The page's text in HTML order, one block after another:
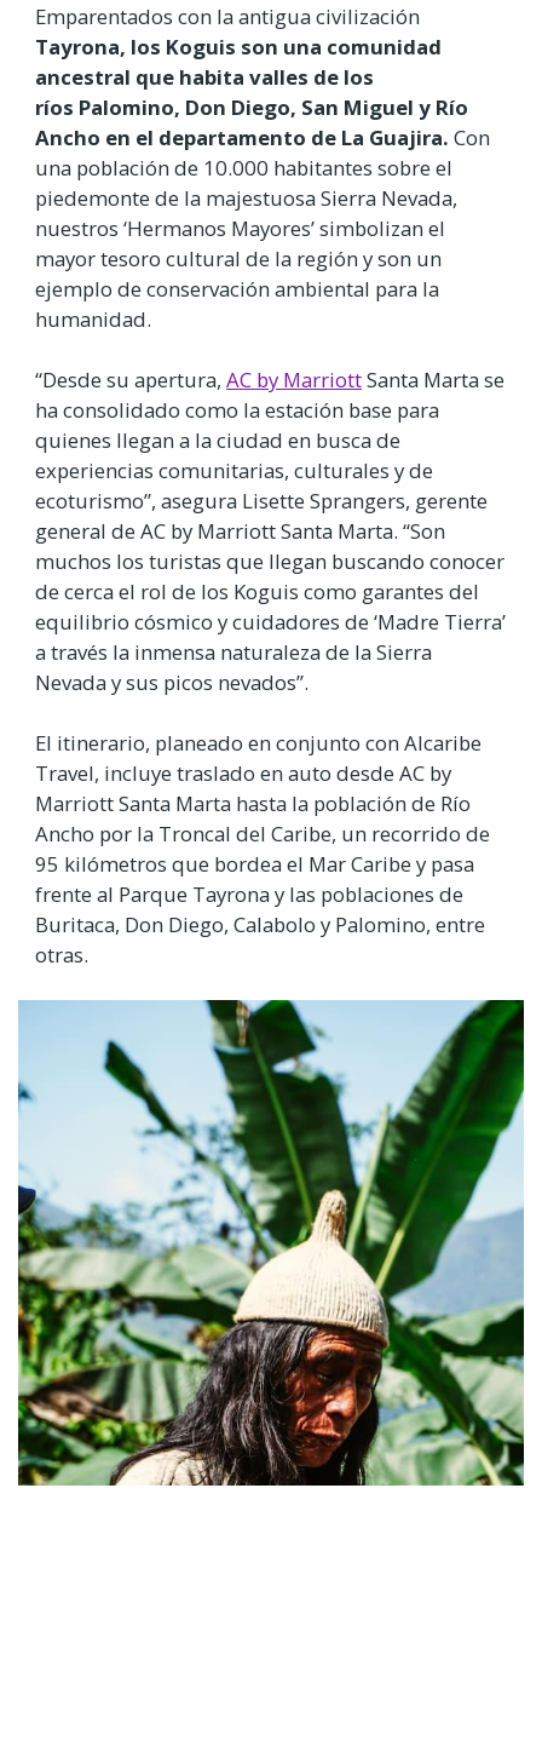
Emparentados con la antigua civilización
Tayrona, los Koguis son una comunidad
ancestral que habita valles de los
ríos Palomino, Don Diego, San Miguel y Río
Ancho en el departamento de La Guajira. Con
una población de 10.000 habitantes sobre el
piedemonte de la majestuosa Sierra Nevada,
nuestros ‘Hermanos Mayores’ simbolizan el
mayor tesoro cultural de la región y son un
ejemplo de conservación ambiental para la
humanidad.
“Desde su apertura, AC by MarriottSanta Marta se
ha consolidado como la estación base para
quienes llegan a la ciudad en busca de
experiencias comunitarias, culturales y de
ecoturismo”, asegura Lisette Sprangers, gerente
general de AC by Marriott Santa Marta. “Son
muchos los turistas que llegan buscando conocer
de cerca el rol de los Koguis como garantes del
equilibrio cósmico y cuidadores de ‘Madre Tierra’
a través la inmensa naturaleza de la Sierra
Nevada y sus picos nevados”.
El itinerario, planeado en conjunto con Alcaribe
Travel, incluye traslado en auto desde AC by
Marriott Santa Marta hasta la población de Río
Ancho por la Troncal del Caribe, un recorrido de
95 kilómetros que bordea el Mar Caribe y pasa
frente al Parque Tayrona y las poblaciones de
Buritaca, Don Diego, Calabolo y Palomino, entre
otras.